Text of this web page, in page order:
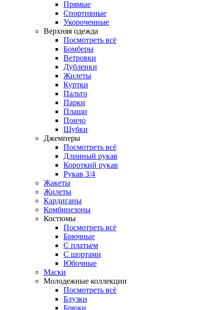
Прямые
Спортивные
Укороченные
Верхняя одежда
Посмотреть всё
Бомберы
Ветровки
Дубленки
Жилеты
Куртки
Пальто
Парки
Плащи
Пончо
Шубки
Джемперы
Посмотреть всё
Длинный рукав
Короткий рукав
Рукав 3/4
Жакеты
Жилеты
Кардиганы
Комбинезоны
Костюмы
Посмотреть всё
Брючные
С платьем
С шортами
Юбочные
Маски
Молодежные коллекции
Посмотреть всё
Блузки
Брюки